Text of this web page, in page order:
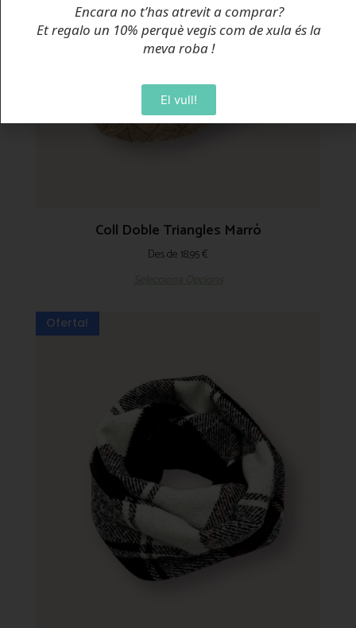
Coll Doble Triangles Marró
Des de18,95€
Oferta!
Encara no t’has atrevit a comprar?
Et regalo un 10% perquè vegis com de xula és la
meva roba!
El vull!